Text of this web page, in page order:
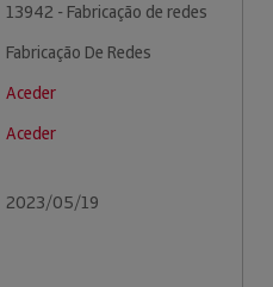
13942 - Fabricação de redes
Fabricação De Redes
Aceder
Aceder
2023/05/19